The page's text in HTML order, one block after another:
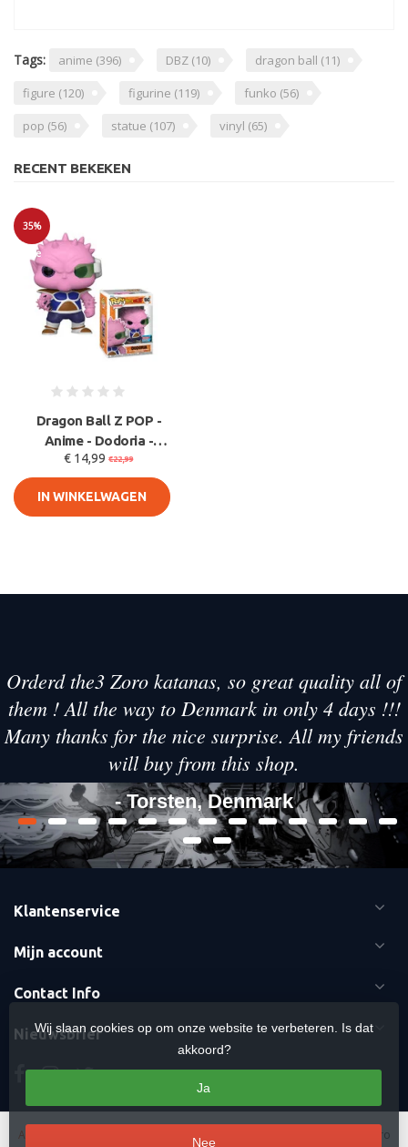
Tags: anime (396) DBZ (10) dragon ball (11)
figure (120) figurine (119) funko (56)
pop (56) statue (107) vinyl (65)
RECENT BEKEKEN
35%
Sale
Dragon Ball Z POP -
Anime - Dodoria -
Convention Exclusive
9 cm
€ 14,99 €22,99
IN WINKELWAGEN
Orderd the3 Zoro katanas, so great quality all of
them ! All the way to Denmark in only 4 days !!!
Many thanks for the nice surprise. All my friends
will buy from this shop.
- Torsten, Denmark
Klantenservice
Mijn account
Contact Info
Nieuwsbrief
Wij slaan cookies op om onze website te verbeteren. Is dat
akkoord?
Ja
Nee
Algemene voorwaarden Cookies-
Copyright Otaku Ninja Hero